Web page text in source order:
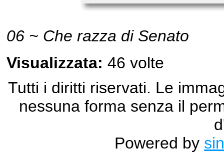
06 ~ Che razza di Senato
Visualizzata: 46 volte
Tutti i diritti riservati. Le
nessuna forma senza il
Powered by